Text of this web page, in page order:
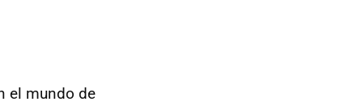
el mundo de